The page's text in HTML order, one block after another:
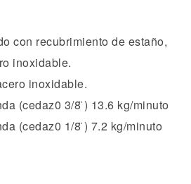
con recubrimiento de estaño,
inoxidable.
inoxidable.
(cedaz0 3/8 ̈) 13.6 kg/minuto
(cedaz0 1/8 ̈) 7.2 kg/minuto